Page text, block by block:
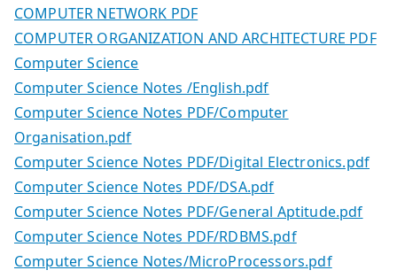
COMPUTER NETWORK PDF
COMPUTER ORGANIZATION AND ARCHITECTURE PDF
Computer Science
Computer Science Notes /English.pdf
Computer Science Notes PDF/Computer
Organisation.pdf
Computer Science Notes PDF/Digital Electronics.pdf
Computer Science Notes PDF/DSA.pdf
Computer Science Notes PDF/General Aptitude.pdf
Computer Science Notes PDF/RDBMS.pdf
Computer Science Notes/MicroProcessors.pdf